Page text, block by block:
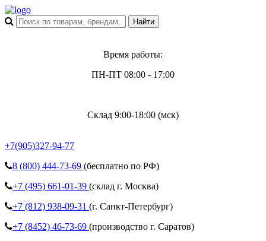
Время работы:
ПН-ПТ 08:00 - 17:00
Склад 9:00-18:00 (мск)
+7(905)327-94-77
8 (800) 444-73-69 (бесплатно по РФ)
+7 (495) 661-01-39 (склад г. Москва)
+7 (812) 938-09-31 (г. Санкт-Петербург)
+7 (8452) 46-73-69 (производство г. Саратов)